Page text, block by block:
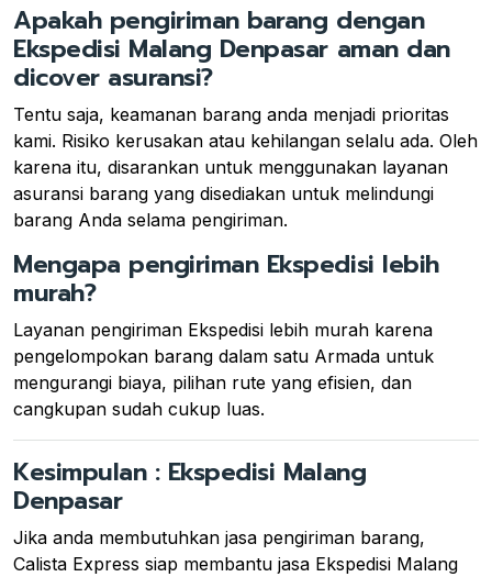
Apakah pengiriman barang dengan
Ekspedisi Malang Denpasar aman dan
dicover asuransi?
Tentu saja, keamanan barang anda menjadi prioritas
kami. Risiko kerusakan atau kehilangan selalu ada. Oleh
karena itu, disarankan untuk menggunakan layanan
asuransi barang yang disediakan untuk melindungi
barang Anda selama pengiriman.
Mengapa pengiriman Ekspedisi lebih
murah?
Layanan pengiriman Ekspedisi lebih murah karena
pengelompokan barang dalam satu Armada untuk
mengurangi biaya, pilihan rute yang efisien, dan
cangkupan sudah cukup luas.
Kesimpulan : Ekspedisi Malang
Denpasar
Jika anda membutuhkan jasa pengiriman barang,
Calista Express siap membantu jasa Ekspedisi Malang